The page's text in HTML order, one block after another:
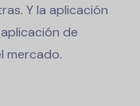
Y la aplicación
de
mercado.